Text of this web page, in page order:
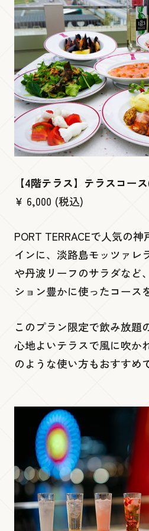
展望１階
Gallery 360
低層３階・４階
PORT TERRACE
低層２階
イコリ
ポートアレイ 『灘五郷酒店
ワー店』
低層１階
Ready go round mini
チケット売り場・インフォ
【4階テラス】テラスコー
¥ 6,000 (税込)
PORT TERRACEで人気の
インに、淡路島モッツァレ
や丹波リーフのサラダなど
ション豊かに使ったコース
このプラン限定で飲み放題
心地よいテラスで風に吹か
のような使い方もおすすめ